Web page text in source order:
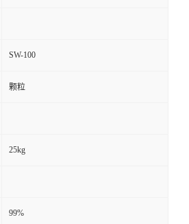
SW-100
颗粒
25kg
99%